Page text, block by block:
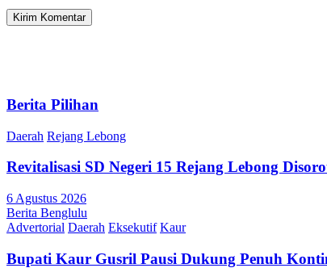
Berita Pilihan
Daerah Rejang Lebong
Revitalisasi SD Negeri 15 Rejang Lebong
6 Agustus 2026
Berita Benglulu
Advertorial Daerah Eksekutif Kaur
Bupati Kaur Gusril Pausi Dukung Penuh